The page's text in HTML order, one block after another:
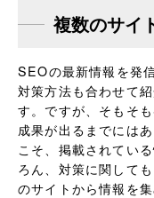
複数のサイ
SEOの最新情報を発
対策方法も合わせて
す。ですが、そもそ
成果が出るまでには
こそ、掲載されてい
ろん、対策に関して
のサイトから情報を